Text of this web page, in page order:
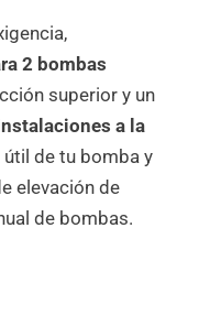
2 bombas
superior y un
a la
útil de tu bomba y
elevación de
de bombas.